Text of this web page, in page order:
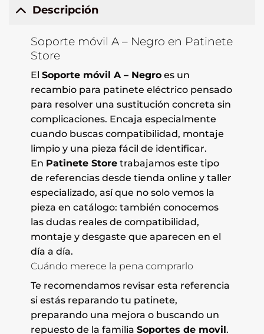
Descripción
Soporte móvil A – Negro en Patinete
Store
El Soporte móvil A – Negroes un
recambio para patinete eléctrico pensado
para resolver una sustitución concreta sin
complicaciones. Encaja especialmente
cuando buscas compatibilidad, montaje
limpio y una pieza fácil de identificar.
En Patinete Storetrabajamos este tipo
de referencias desde tienda online y taller
especializado, así que no solo vemos la
pieza en catálogo: también conocemos
las dudas reales de compatibilidad,
montaje y desgaste que aparecen en el
día a día.
Cuándo merece la pena comprarlo
Te recomendamos revisar esta referencia
si estás reparando tu patinete,
preparando una mejora o buscando un
repuesto de la familia Soportes de movil.